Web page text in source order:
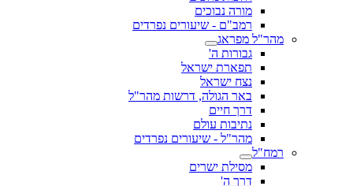
מורה נבוכים
רמב"ם - שיעורים נפרדים
מהר"ל מפראג
גבורות ה'
תפארת ישראל
נצח ישראל
באר הגולה, דרשות מהר"ל
דרך חיים
נתיבות עולם
מהר"ל - שיעורים נפרדים
רמח"ל
מסילת ישרים
דרך ה'